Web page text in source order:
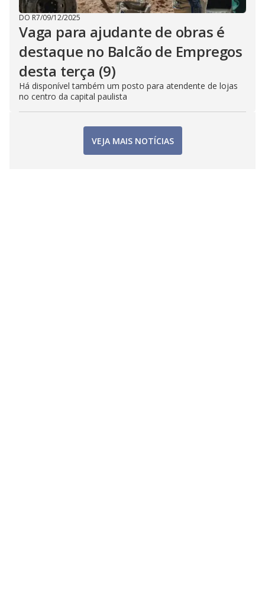
DO R7/09/12/2025
Vaga para ajudante de obras é
destaque no Balcão de Empregos
desta terça (9)
Há disponível também um posto para atendente de lojas
no centro da capital paulista
VEJA MAIS NOTÍCIAS